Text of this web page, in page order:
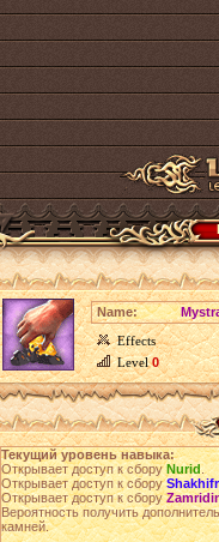
Name:
Effects
Level0
Текущий уровень навыка:
Открывает доступ к сборуNurid.
Открывает доступ к сбору
Открывает доступ к сбору
Вероятность получить
камней.